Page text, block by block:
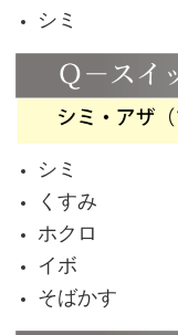
シミ
シミ
くすみ
ホクロ
イボ
そばかす